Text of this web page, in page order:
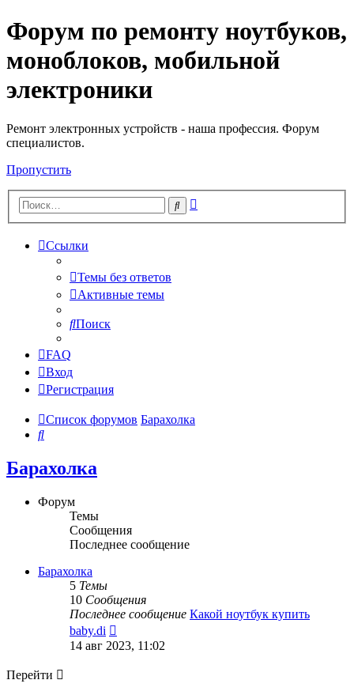
Регистрация
Форум по ремонту ноутбуков,
моноблоков, мобильной
электроники
Ремонт электронных устройств - наша профессия. Форум
специалистов.
Пропустить
Поиск
Ссылки
Темы без ответов
Активные темы
Поиск
FAQ
Вход
Регистрация
Список форумов Барахолка
Поиск
Барахолка
Форум
Темы
Сообщения
Последнее сообщение
Барахолка
5 Темы
10 Сообщения
Последнее сообщение Какой ноутбук купить
baby.di
к
последнему
14 авг 2023, 11:02
Перейти